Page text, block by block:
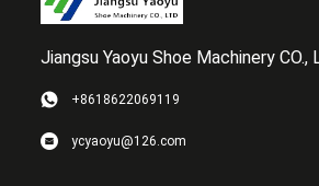
Jiangsu Yaoyu Shoe Machinery CO.,
+8618622069119
ycyaoyu@126.com